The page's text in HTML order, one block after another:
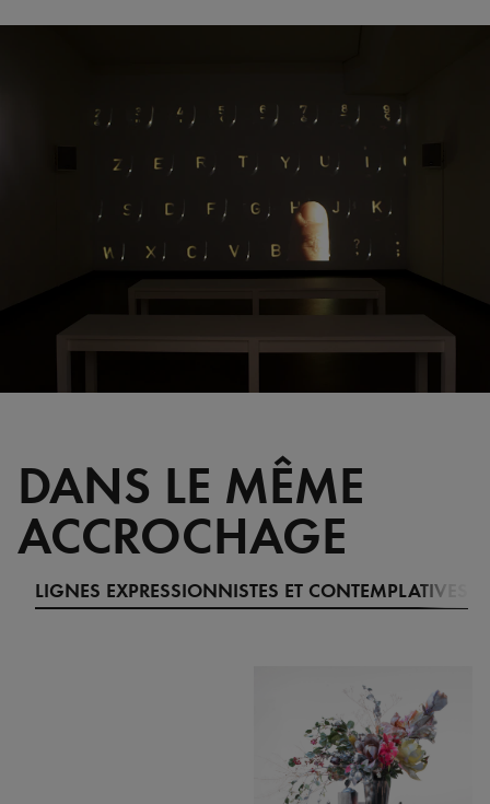
DANS LE MÊME
ACCROCHAGE
LIGNES EXPRESSIONNISTES ET CONTEMPLATIVES